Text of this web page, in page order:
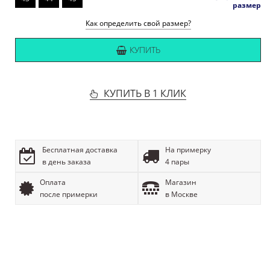
размер
Как определить свой размер?
КУПИТЬ
КУПИТЬ В 1 КЛИК
Бесплатная доставка
в день заказа
На примерку
4 пары
Оплата
после примерки
Магазин
в Москве